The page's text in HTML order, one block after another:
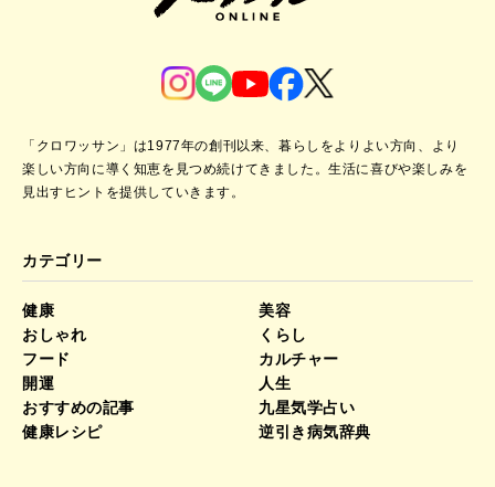
「クロワッサン」は1977年の創刊以来、暮らしをよりよい方向、より
楽しい方向に導く知恵を見つめ続けてきました。生活に喜びや楽しみを
見出すヒントを提供していきます。
カテゴリー
健康
美容
おしゃれ
くらし
フード
カルチャー
開運
人生
おすすめの記事
九星気学占い
健康レシピ
逆引き病気辞典